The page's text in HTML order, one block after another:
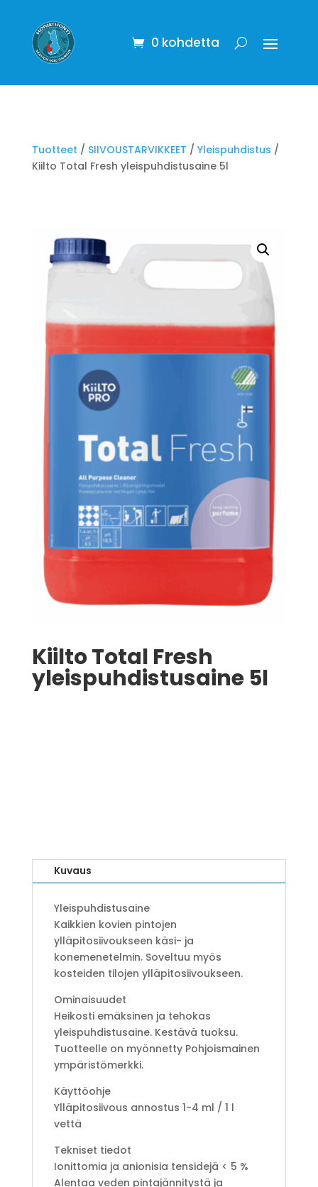
0 kohdetta
Tuotteet / SIIVOUSTARVIKKEET / Yleispuhdistus /
Kiilto Total Fresh yleispuhdistusaine 5l
Kiilto Total Fresh
yleispuhdistusaine 5l
Kuvaus
Yleispuhdistusaine
Kaikkien kovien pintojen
ylläpitosiivoukseen käsi- ja
konemenetelmin. Soveltuu myös
kosteiden tilojen ylläpitosiivoukseen.
Ominaisuudet
Heikosti emäksinen ja tehokas
yleispuhdistusaine. Kestävä tuoksu.
Tuotteelle on myönnetty Pohjoismainen
ympäristömerkki.
Käyttöohje
Ylläpitosiivous annostus 1-4 ml / 1 l
vettä
Tekniset tiedot
Ionittomia ja anionisia tensidejä < 5 %
Alentaa veden pintajännitystä ja